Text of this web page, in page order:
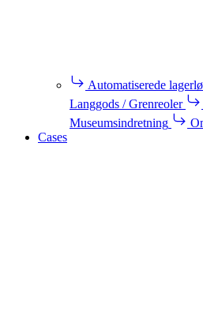
Automatiserede
Langgods / Grenreoler
Museumsindretning
Cases